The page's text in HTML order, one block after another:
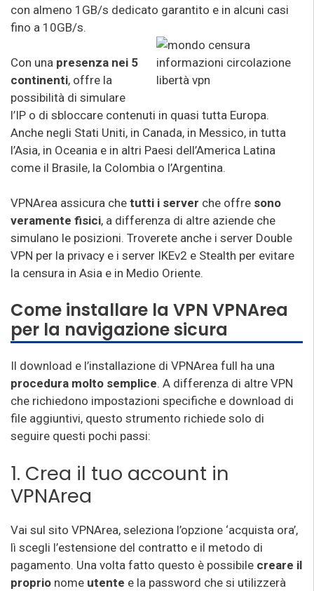
con almeno 1GB/s dedicato garantito e in alcuni casi
fino a 10GB/s.
Con una presenza nei 5
continenti, offre la
possibilità di simulare
l’IP o di sbloccare contenuti in quasi tutta Europa.
Anche negli Stati Uniti, in Canada, in Messico, in tutta
l’Asia, in Oceania e in altri Paesi dell’America Latina
come il Brasile, la Colombia o l’Argentina.
VPNArea assicura che tutti i server che offre sono
veramente fisici, a differenza di altre aziende che
simulano le posizioni. Troverete anche i server Double
VPN per la privacy e i server IKEv2 e Stealth per evitare
la censura in Asia e in Medio Oriente.
Come installare la VPN VPNArea
per la navigazione sicura
Il download e l’installazione di VPNArea full ha una
procedura molto semplice. A differenza di altre VPN
che richiedono impostazioni specifiche e download di
file aggiuntivi, questo strumento richiede solo di
seguire questi pochi passi:
1. Crea il tuo account in
VPNArea
Vai sul sito VPNArea, seleziona l’opzione ‘acquista ora’,
lì scegli l’estensione del contratto e il metodo di
pagamento. Una volta fatto questo è possibile creare il
proprio nome utente e la password che si utilizzerà